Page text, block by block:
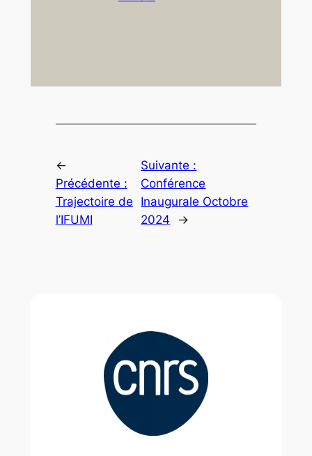
←
Précédente :
Trajectoire de
l’IFUMI
Suivante :
Conférence
Inaugurale Octobre
2024
→